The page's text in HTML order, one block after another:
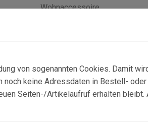
von sogenannten Cookies. Damit
noch keine Adressdaten in Bestell-
Seiten-/Artikelaufruf erhalten
Wohnaccessoire